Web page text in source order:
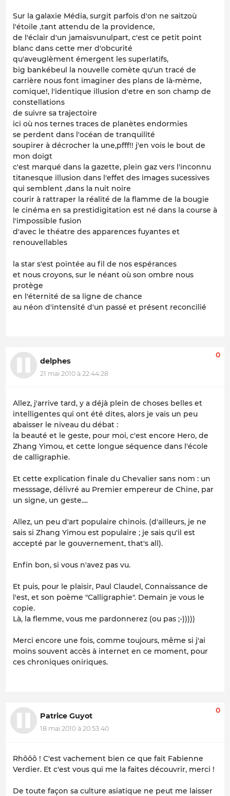
Sur la galaxie Média, surgit parfois d'on ne saitzoù
l'étoile ,tant attendu de la providence,
de l'éclair d'un jamaisvunulpart, c'est ce petit point
blanc dans cette mer d'obcurité
qu'aveuglèment émergent les superlatifs,
big bankébeul la nouvelle comète qu'un tracé de
carrière nous font imaginer des plans de là-mème,
comique!, l'identique illusion d'etre en son champ de
constellations
de suivre sa trajectoire
ici où nos ternes traces de planètes endormies
se perdent dans l'océan de tranquilité
soupirer à décrocher la une,pfff!! j'en vois le bout de
mon doigt
c'est marqué dans la gazette, plein gaz vers l'inconnu
titanesque illusion dans l'effet des images sucessives
qui semblent ,dans la nuit noire
courir à rattraper la réalité de la flamme de la bougie
le cinéma en sa prestidigitation est né dans la course à
l'impossible fusion
d'avec le théatre des apparences fuyantes et
renouvellables
la star s'est pointée au fil de nos espérances
et nous croyons, sur le néant où son ombre nous
protège
en l'éternité de sa ligne de chance
au néon d'intensité d'un passé et présent reconcilié
delphes
21 mai 2010 à 22:44:28
0
Allez, j'arrive tard, y a déjà plein de choses belles et
intelligentes qui ont été dites, alors je vais un peu
abaisser le niveau du débat :
la beauté et le geste, pour moi, c'est encore Hero, de
Zhang Yimou, et cette longue séquence dans l'école
de calligraphie.
Et cette explication finale du Chevalier sans nom : un
messsage, délivré au Premier empereur de Chine, par
un signe, un geste....
Allez, un peu d'art populaire chinois. (d'ailleurs, je ne
sais si Zhang Yimou est populaire ; je sais qu'il est
accepté par le gouvernement, that's all).
Enfin bon, si vous n'avez pas vu.
Et puis, pour le plaisir, Paul Claudel, Connaissance de
l'est, et son poème "Calligraphie". Demain je vous le
copie.
Là, la flemme, vous me pardonnerez (ou pas ;-)))))
Merci encore une fois, comme toujours, même si j'ai
moins souvent accès à internet en ce moment, pour
ces chroniques oniriques.
Patrice Guyot
18 mai 2010 à 20:53:40
0
Rhôôô ! C'est vachement bien ce que fait Fabienne
Verdier. Et c'est vous qui me la faites découvrir, merci !
De toute façon sa culture asiatique ne peut me laisser